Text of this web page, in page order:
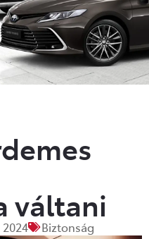
váltani
Biztonság